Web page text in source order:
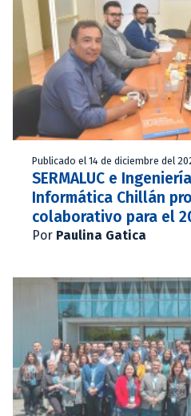
Publicado el 14 de diciembre del
SERMALUC e
Informática Chillán
colaborativo para el
Por Paulina Gatica